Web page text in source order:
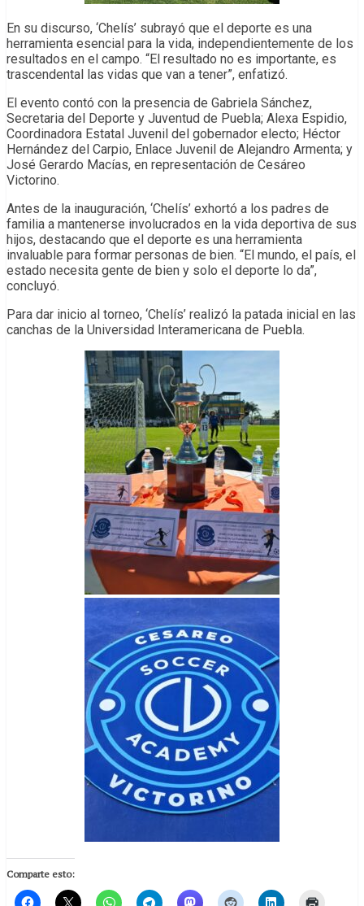
En su discurso, ‘Chelís’ subrayó que el deporte es una
herramienta esencial para la vida, independientemente de los
resultados en el campo. “El resultado no es importante, es
trascendental las vidas que van a tener”, enfatizó.
El evento contó con la presencia de Gabriela Sánchez,
Secretaria del Deporte y Juventud de Puebla; Alexa Espidio,
Coordinadora Estatal Juvenil del gobernador electo; Héctor
Hernández del Carpio, Enlace Juvenil de Alejandro Armenta; y
José Gerardo Macías, en representación de Cesáreo
Victorino.
Antes de la inauguración, ‘Chelís’ exhortó a los padres de
familia a mantenerse involucrados en la vida deportiva de sus
hijos, destacando que el deporte es una herramienta
invaluable para formar personas de bien. “El mundo, el país, el
estado necesita gente de bien y solo el deporte lo da”,
concluyó.
Para dar inicio al torneo, ‘Chelís’ realizó la patada inicial en las
canchas de la Universidad Interamericana de Puebla.
Comparte esto: